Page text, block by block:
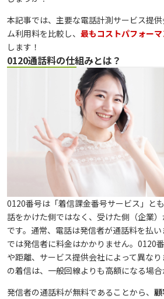
本記事では、主要な電話計測サービス提
ム利用料を比較し、 最もコストパフォー
します！
0120通話料の仕組みとは？
0120番号は「着信課金番号サービス」と
話をかけた側ではなく、受けた側（企業
です。通常、電話は発信者が通話料を払
では発信者に料金はかかりません。0120
や距離、サービス提供会社によって異な
の着信は、一般回線よりも高額になる場合
発信者の通話料が無料であることから、